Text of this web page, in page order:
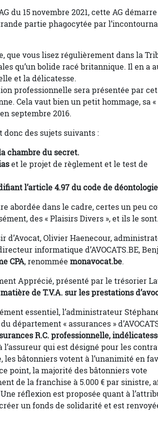
du 15 novembre 2021, cette AG
partie phagocytée par
que vous lisez régulièrement dans la
qu’un bolide racé britannique. Il en a
et la délicatesse.
professionnelle sera présentée par
Cela vaut bien un petit hommage, sa
septembre 2016.
des sujets suivants :
chambre du secret.
et le projet de règlement et le test de
l’article 4.97 du code de
abordée dans le cadre, certes un peu
des « Plaisirs Divers », et ils le sont.
d’Avocat, Olivier Haenecour,
informatique d’AVOCATS.BE,
CPA, renommée monavocat.be.
Apprécié, présenté par le trésorier
de T.V.A. sur les prestations
essentiel, l’administrateur
département « assurances »
R.C. professionnelle,
l’assureur qui est désigné pour les
les bâtonniers votent à l’unanimité en
point, la majorité des bâtonniers vote
de la franchise à 5.000 € par sinistre,
réflexion est proposée quant à
un fonds de solidarité et est